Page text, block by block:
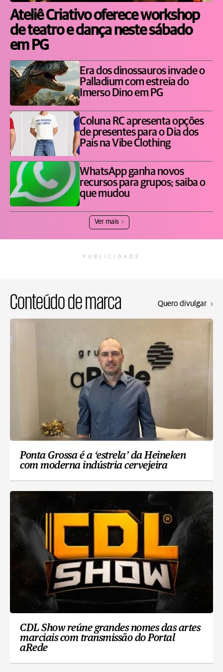
Ateliê Criativo oferece workshop
de teatro e dança neste sábado
em PG
Era dos dinossauros invade o
Palladium com estreia do
Imerso Dino em PG
Coluna RC apresenta opções
de presentes para o Dia dos
Pais na Vibe Clothing
WhatsApp ganha novos
recursos para grupos; saiba o
que mudou
Ver mais
PUBLICIDADE
Conteúdo de marca Quero divulgar
Ponta Grossa é a ‘estrela’ da Heineken
com moderna indústria cervejeira
CDL Show reúne grandes nomes das artes
marciais com transmissão do Portal
aRede